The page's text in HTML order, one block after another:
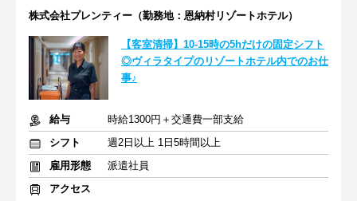
株式会社プレンティー（勤務地：恩納村リゾートホテル）
【客室清掃】10-15時の5hだけの固定シフト
◎ヴィラタイプのリゾートホテル内でのお仕
事♪
給与
時給1300円＋交通費一部支給
シフト
週2日以上 1日5時間以上
雇用形態
派遣社員
アクセス